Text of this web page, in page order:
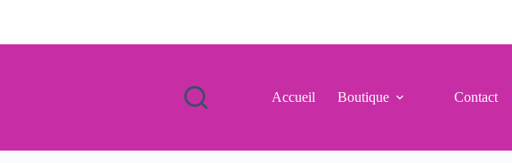
Accueil Boutique Contact